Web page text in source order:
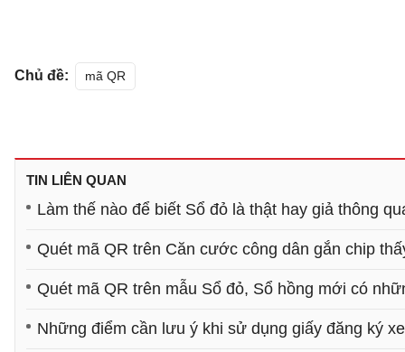
Chủ đề: mã QR
TIN LIÊN QUAN
Làm thế nào để biết Sổ đỏ là thật hay giả thông
Quét mã QR trên Căn cước công dân gắn chip
Quét mã QR trên mẫu Sổ đỏ, Sổ hồng mới có
Những điểm cần lưu ý khi sử dụng giấy đăng ký